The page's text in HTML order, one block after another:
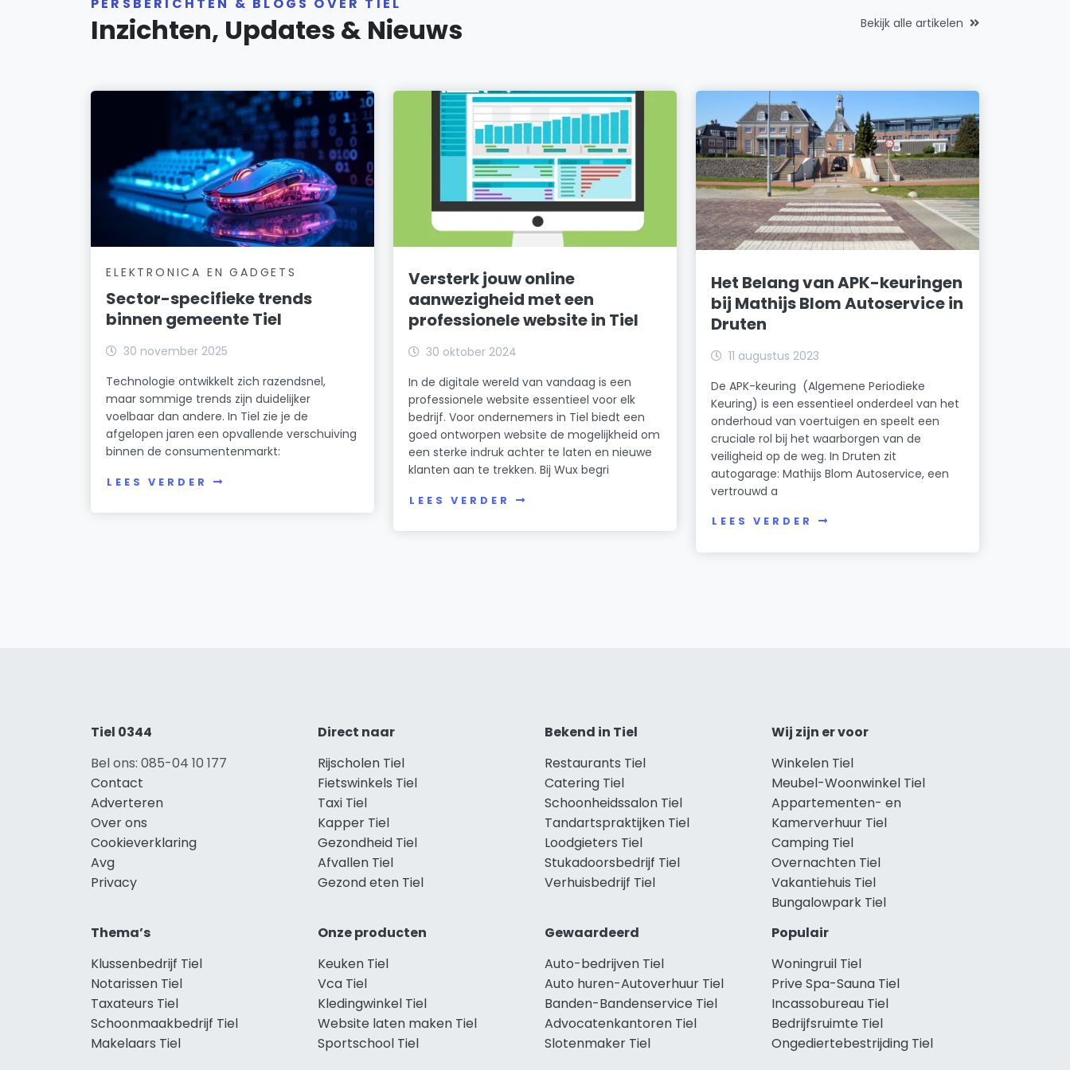
PERSBERICHTEN & BLOGS OVER TIEL
Inzichten, Updates & Nieuws Bekijk alle artikelen
ELEKTRONICA EN GADGETS
Sector-specifieke trends
binnen gemeente Tiel
30 november 2025
Technologie ontwikkelt zich razendsnel,
maar sommige trends zijn duidelijker
voelbaar dan andere. In Tiel zie je de
afgelopen jaren een opvallende verschuiving
binnen de consumentenmarkt:
LEES VERDER
Versterk jouw online
aanwezigheid met een
professionele website in Tiel
30 oktober 2024
In de digitale wereld van vandaag is een
professionele website essentieel voor elk
bedrijf. Voor ondernemers in Tiel biedt een
goed ontworpen website de mogelijkheid om
een sterke indruk achter te laten en nieuwe
klanten aan te trekken. Bij Wux begri
LEES VERDER
Het Belang van APK-keuringen
bij Mathijs Blom Autoservice in
Druten
11 augustus 2023
De APK-keuring (Algemene Periodieke
Keuring) is een essentieel onderdeel van het
onderhoud van voertuigen en speelt een
cruciale rol bij het waarborgen van de
veiligheid op de weg. In Druten zit
autogarage: Mathijs Blom Autoservice, een
vertrouwd a
LEES VERDER
Tiel 0344
Bel ons: 085-04 10 177
Contact
Adverteren
Over ons
Cookieverklaring
Avg
Privacy
Direct naar
Rijscholen Tiel
Fietswinkels Tiel
Taxi Tiel
Kapper Tiel
Gezondheid Tiel
Afvallen Tiel
Gezond eten Tiel
Bekend in Tiel
Restaurants Tiel
Catering Tiel
Schoonheidssalon Tiel
Tandartspraktijken Tiel
Loodgieters Tiel
Stukadoorsbedrijf Tiel
Verhuisbedrijf Tiel
Wij zijn er voor
Winkelen Tiel
Meubel-Woonwinkel Tiel
Appartementen- en
Kamerverhuur Tiel
Camping Tiel
Overnachten Tiel
Vakantiehuis Tiel
Bungalowpark Tiel
Thema’s
Klussenbedrijf Tiel
Notarissen Tiel
Taxateurs Tiel
Schoonmaakbedrijf Tiel
Makelaars Tiel
Onze producten
Keuken Tiel
Vca Tiel
Kledingwinkel Tiel
Website laten maken Tiel
Sportschool Tiel
Gewaardeerd
Auto-bedrijven Tiel
Auto huren-Autoverhuur Tiel
Banden-Bandenservice Tiel
Advocatenkantoren Tiel
Slotenmaker Tiel
Populair
Woningruil Tiel
Prive Spa-Sauna Tiel
Incassobureau Tiel
Bedrijfsruimte Tiel
Ongediertebestrijding Tiel